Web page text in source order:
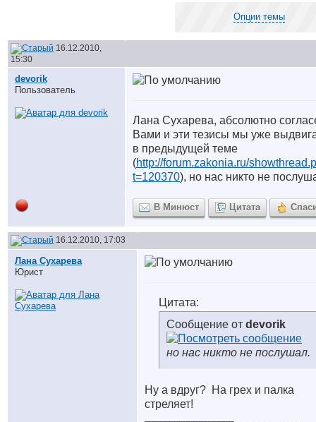
Опции темы
16.12.2010,
15:30
devorik
Пользователь
Лана Сухарева, абсолютно
Вами и эти тезисы мы уже
в предыдущей теме
(http://forum.zakonia.ru/
t=120370), но нас никто не
В Минюст Цитата
16.12.2010, 17:03
Лана Сухарева
Юрист
Цитата:
Сообщение от devorik
но нас никто не послушал.
Ну а вдруг? На грех и палка
стреляет!